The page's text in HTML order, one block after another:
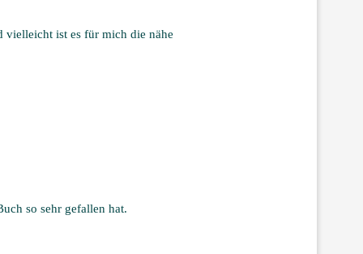
vielleicht ist es für mich die nähe
so sehr gefallen hat.